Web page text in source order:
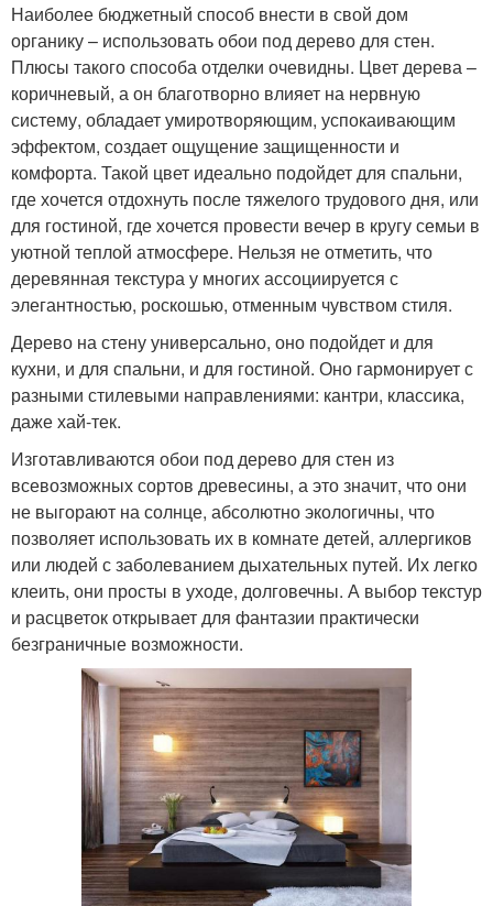
Наиболее бюджетный способ внести в свой дом
органику – использовать обои под дерево для стен.
Плюсы такого способа отделки очевидны. Цвет дерева –
коричневый, а он благотворно влияет на нервную
систему, обладает умиротворяющим, успокаивающим
эффектом, создает ощущение защищенности и
комфорта. Такой цвет идеально подойдет для спальни,
где хочется отдохнуть после тяжелого трудового дня, или
для гостиной, где хочется провести вечер в кругу семьи в
уютной теплой атмосфере. Нельзя не отметить, что
деревянная текстура у многих ассоциируется с
элегантностью, роскошью, отменным чувством стиля.
Дерево на стену универсально, оно подойдет и для
кухни, и для спальни, и для гостиной. Оно гармонирует с
разными стилевыми направлениями: кантри, классика,
даже хай-тек.
Изготавливаются обои под дерево для стен из
всевозможных сортов древесины, а это значит, что они
не выгорают на солнце, абсолютно экологичны, что
позволяет использовать их в комнате детей, аллергиков
или людей с заболеванием дыхательных путей. Их легко
клеить, они просты в уходе, долговечны. А выбор текстур
и расцветок открывает для фантазии практически
безграничные возможности.